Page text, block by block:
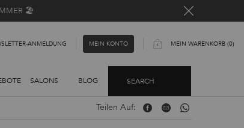
🏖️
ANMELDUNG​ MEIN KONTO MEIN WARENKORB 0
0 PRODUKT
SALONS BLOG SEARCH
Teilen Auf: Teilen Auf: Facebook
Teilen Auf: Email
Teilen Auf: